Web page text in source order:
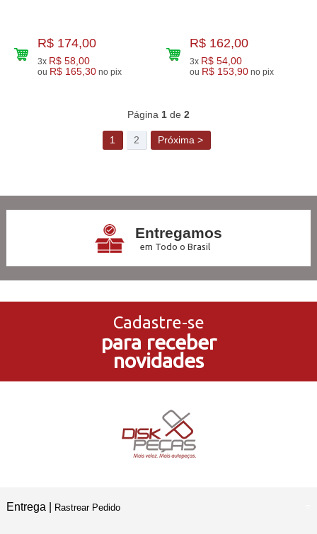
R$ 174,00
3x R$ 58,00
ou R$ 165,30 no pix
R$ 162,00
3x R$ 54,00
ou R$ 153,90 no pix
Página 1de 2
1 2 Próxima >
Entregamos
em Todo o Brasil
no Cartão de Crédito
5% de Desconto
no Pagamento PIX
Em Nossas Lojas Físicas
Cadastre-se
para receber
novidades
Entrega | Rastrear Pedido